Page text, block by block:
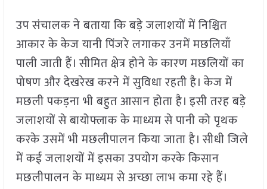
उप संचालक ने बताया कि बड़े जलाशयों में निश्चित
आकार के केज यानी पिंजरे लगाकर उनमें मछलियाँ
पाली जाती हैं। सीमित क्षेत्र होने के कारण मछलियों का
पोषण और देखरेख करने में सुविधा रहती है। केज में
मछली पकड़ना भी बहुत आसान होता है। इसी तरह बड़े
जलाशयों से बायोफ्लाक के माध्यम से पानी को पृथक
करके उसमें भी मछलीपालन किया जाता है। सीधी जिले
में कई जलाशयों में इसका उपयोग करके किसान
मछलीपालन के माध्यम से अच्छा लाभ कमा रहे हैं।